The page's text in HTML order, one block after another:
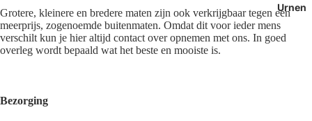
Urnen
Grotere, kleinere en bredere maten zijn ook verkrijgbaar tegen een
meerprijs, zogenoemde buitenmaten. Omdat dit voor ieder mens
verschilt kun je hier altijd contact over opnemen met ons. In goed
overleg wordt bepaald wat het beste en mooiste is.
Bezorging